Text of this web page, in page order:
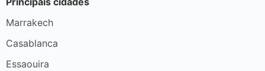
Marrakech
Casablanca
Essaouira